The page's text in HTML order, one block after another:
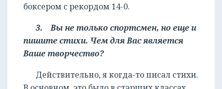
боксером с рекордом 14-0.
3. Вы не только спортсмен, но еще и
пишите стихи. Чем для Вас является
Ваше творчество?
Действительно, я когда-то писал стихи.